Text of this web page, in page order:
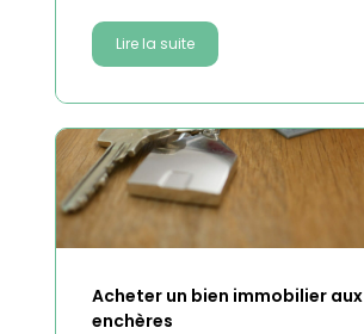
Lire la suite
Acheter un bien immobilier aux
enchères